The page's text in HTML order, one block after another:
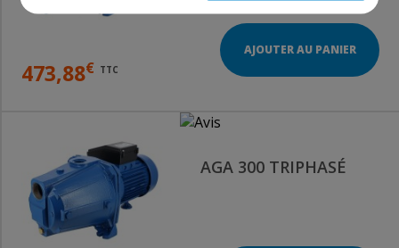
473,88€ TTC
AJOUTER AU PANIER
AGA 300 TRIPHASÉ